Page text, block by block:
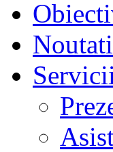
Noutati